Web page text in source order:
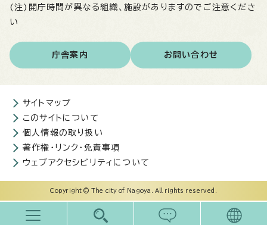
(注)開庁時間が異なる組織、施設がありますのでご注意くださ
い
庁舎案内 お問い合わせ
サイトマップ
このサイトについて
個人情報の取り扱い
著作権・リンク・免責事項
ウェブアクセシビリティについて
Copyright © The city of Nagoya. All rights reserved.